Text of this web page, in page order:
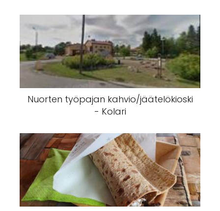
Nuorten työpajan kahvio/jäätelökioski
- Kolari